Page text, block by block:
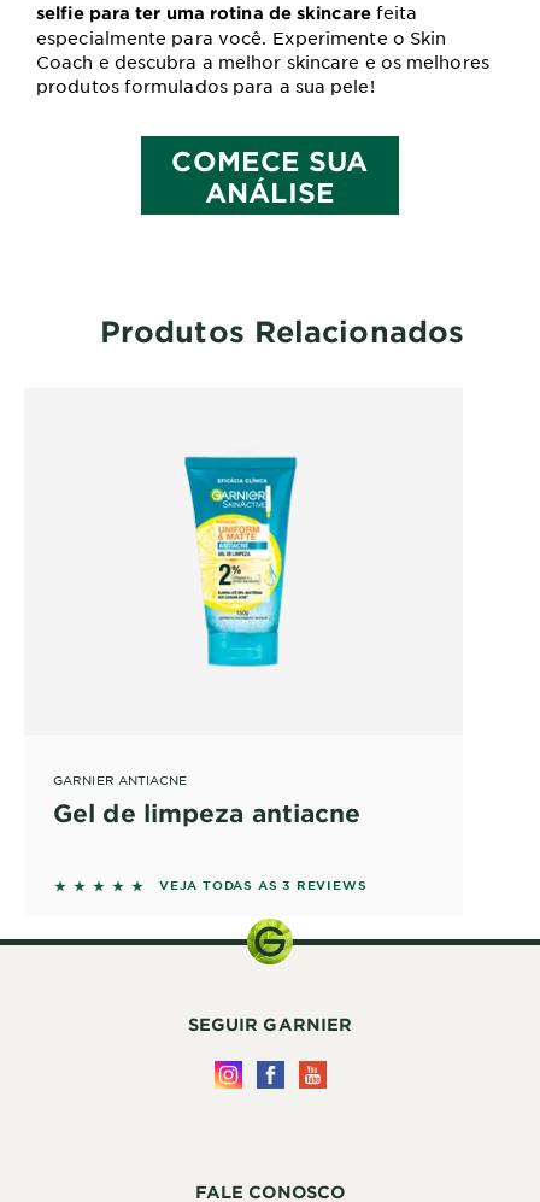
selfie para ter uma rotina de skincare feita
especialmente para você. Experimente o Skin
Coach e descubra a melhor skincare e os melhores
produtos formulados para a sua pele!
COMECE SUA
ANÁLISE
Produtos Relacionados
GARNIER ANTIACNE
Gel de limpeza antiacne
5 out of 5 stars based on reviews
VEJA TODAS AS 3 REVIEWS
FALE CONOSCO
SEGUIR GARNIER